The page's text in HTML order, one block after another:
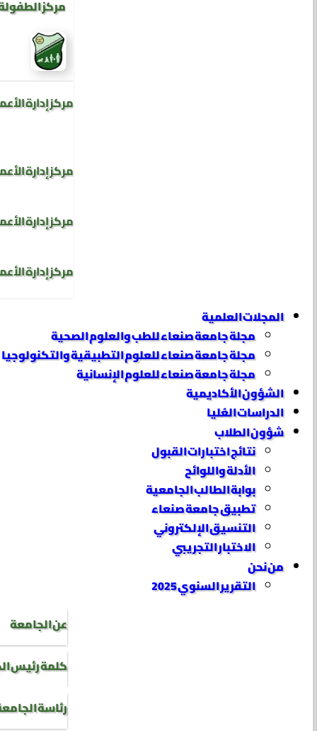
مركز
مركز إدارة
مركز إدارة
مركز إدارة
مركز إدارة
المجلات العلمية
مجلة جامعة صنعاء للطب والعلوم الصحية
مجلة جامعة صنعاء للعلوم التطبيقية والتكنولوجيا
مجلة جامعة صنعاء للعلوم الإنسانية
الشؤون الأكاديمية
الدراسات العُليا
شؤون الطلاب
نتائج اختبارات القبول
الأدلة واللوائح
بوابة الطالب الجامعية
تطبيق جامعة صنعاء
التنسيق الإلكتروني
الاختبار التجريبي
من نحن
التقرير السنوي 2025
عن الجامعة
كلمة رئيس
رئاسة